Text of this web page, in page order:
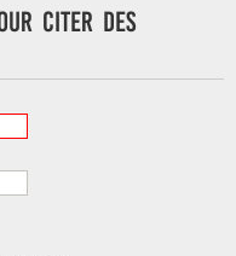
citer des